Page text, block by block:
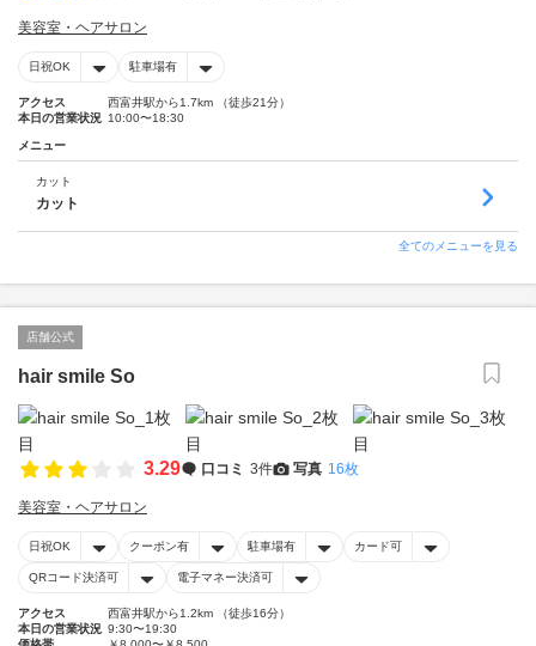
美容室・ヘアサロン
日祝OK 駐車場有
アクセス
西富井駅から1.7km （徒歩21分）
本日の営業状況 10:00〜18:30
メニュー
カット
カット
全てのメニューを見る
店舗公式
hair smile So
3.29 口コミ 3件 写真 16枚
美容室・ヘアサロン
日祝OK クーポン有 駐車場有 カード可
QRコード決済可 電子マネー決済可
アクセス
西富井駅から1.2km （徒歩16分）
本日の営業状況 9:30〜19:30